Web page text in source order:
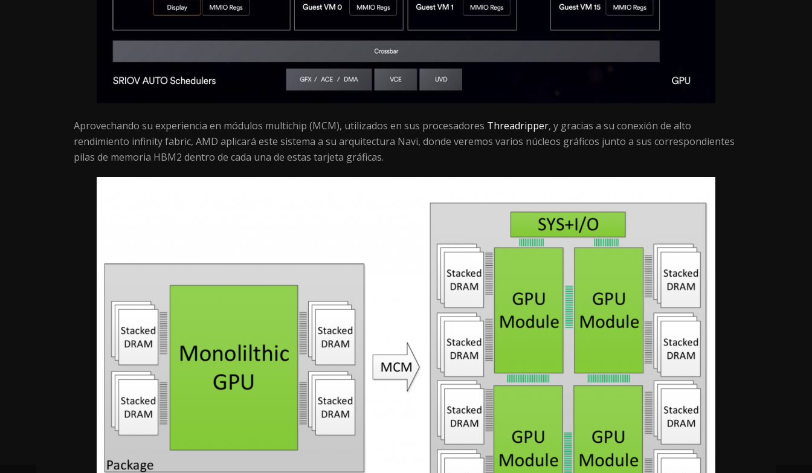
Aprovechando su experiencia en módulos multichip (MCM), utilizados en sus procesadores Threadripper, y gracias a su conexión de alto
rendimiento infinity fabric, AMD aplicará este sistema a su arquitectura Navi, donde veremos varios núcleos gráficos junto a sus correspondientes
pilas de memoria HBM2 dentro de cada una de estas tarjeta gráficas.